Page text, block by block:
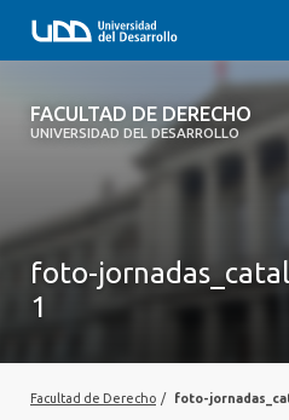
FACULTAD DE DERECHO
UNIVERSIDAD DEL DESARROLLO
FACULTAD DE DERECHO
SOBRE LA FACULTAD
CARRERAS
foto-
1
Facultad de Derecho / foto-